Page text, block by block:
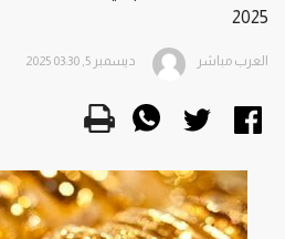
2025
العرب مباشر ديسمبر 5, 2025 03:30